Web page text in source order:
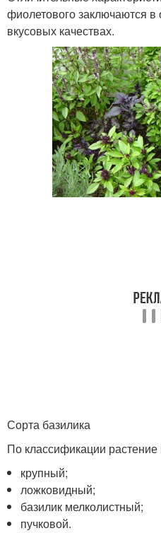
фиолетового заключаются в
вкусовых качествах.
Сорта базилика
По классификации
крупный;
ложковидный;
базилик мелколистный;
пучковой.